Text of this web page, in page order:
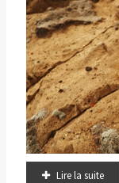
Lire la suite